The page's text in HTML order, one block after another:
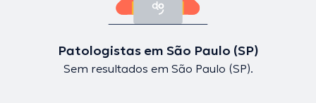
Patologistas em São Paulo (SP)
Sem resultados em São Paulo (SP).